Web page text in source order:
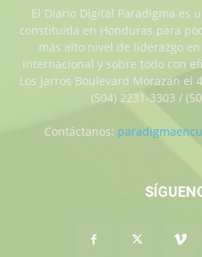
El Diario Digital Paradigma es
constituida en Honduras para
más alto nivel de liderazgo
internacional y sobre todo con
Los Jarros Boulevard Morazan el
(504) 2231-3303 /
Contáctanos: